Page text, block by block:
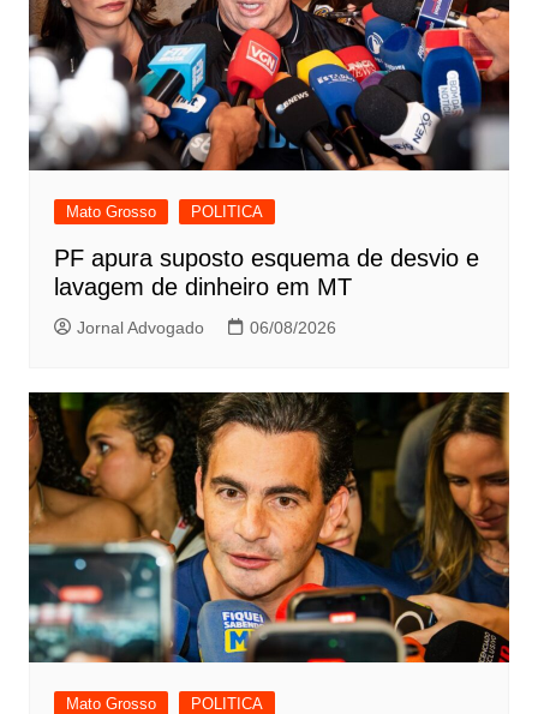
Mato Grosso POLITICA
PF apura suposto esquema de desvio e
lavagem de dinheiro em MT
Jornal Advogado 06/08/2026
Mato Grosso POLITICA